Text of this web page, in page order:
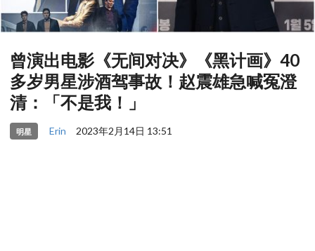
曾演出电影《无间对决》《黑计画》40
多岁男星涉酒驾事故！赵震雄急喊冤澄
清：「不是我！」
明星 Erin 2023年2月14日 13:51